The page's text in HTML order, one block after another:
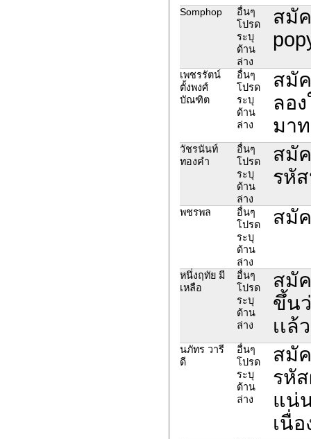
Somphop
อื่นๆ
โปรด
ระบุ
ด้าน
ล่าง
สมั
เพชรรัตน์
ตั้งพงศ์
บัณฑิต
อื่นๆ
โปรด
ระบุ
ด้าน
ล่าง
สมั
ลอ
มา
วัชรนันท์​
ทองคำ
อื่นๆ
โปรด
ระบุ
ด้าน
ล่าง
สมั
รหั
พชรพล
อื่นๆ
โปรด
ระบุ
ด้าน
ล่าง
สมั
หนึ่งฤทัย มี
เหลือ
อื่นๆ
โปรด
ระบุ
ด้าน
ล่าง
สมั
ขึ้น
เเล้ว
นภัทร วารี
ดี
อื่นๆ
โปรด
ระบุ
ด้าน
ล่าง
สมั
รหั
แน่
เนื่